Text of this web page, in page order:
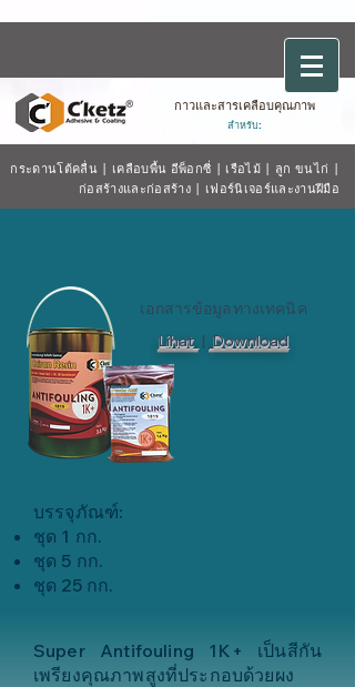
กาวและสารเคลือบคุณภาพ
สำหรับ:
กระดานโต้คลื่น | เคลือบพื้น อีพ็อกซี่ | เรือไม้ | ลูก ขนไก่ |
ก่อสร้างและก่อสร้าง | เฟอร์นิเจอร์และงานฝีมือ
บรรจุภัณฑ์:
ชุด 1 กก.
ชุด 5 กก.
ชุด 25 กก.
เอกสารข้อมูลทางเทคนิค
Lihat | Download
Super Antifouling 1K+ เป็นสีกัน
เพรียงคุณภาพสูงที่ประกอบด้วยผง